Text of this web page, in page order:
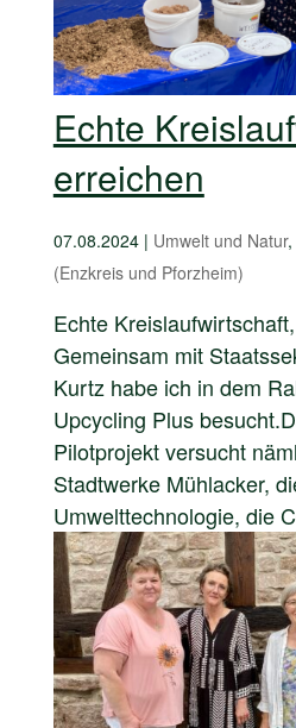
Echte
erreichen
07.08.2024| Umwelt und Natur,
(Enzkreis und Pforzheim)
Echte
Gemeinsam mit
Kurtz habe ich in dem
Upcycling Plus
Pilotprojekt versucht
Stadtwerke Mühlacker,
Umwelttechnologie, die